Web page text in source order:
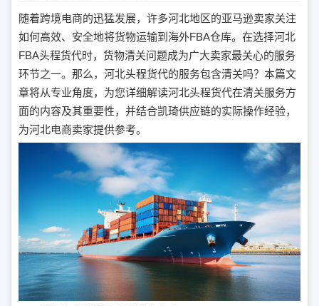
随着跨境电商的迅猛发展，许多河北地区的亚马逊卖家关注
如何高效、安全地将货物运输到海外FBA仓库。在选择河北
FBA头程货代时，货物清关问题成为广大卖家最关心的服务
环节之一。那么，河北头程货代的服务包含清关吗？本篇文
章将从专业角度，为您详细解读河北头程货代在清关服务方
面的内容及其重要性，并结合凯琦供应链的实际操作经验，
为河北电商卖家提供参考。